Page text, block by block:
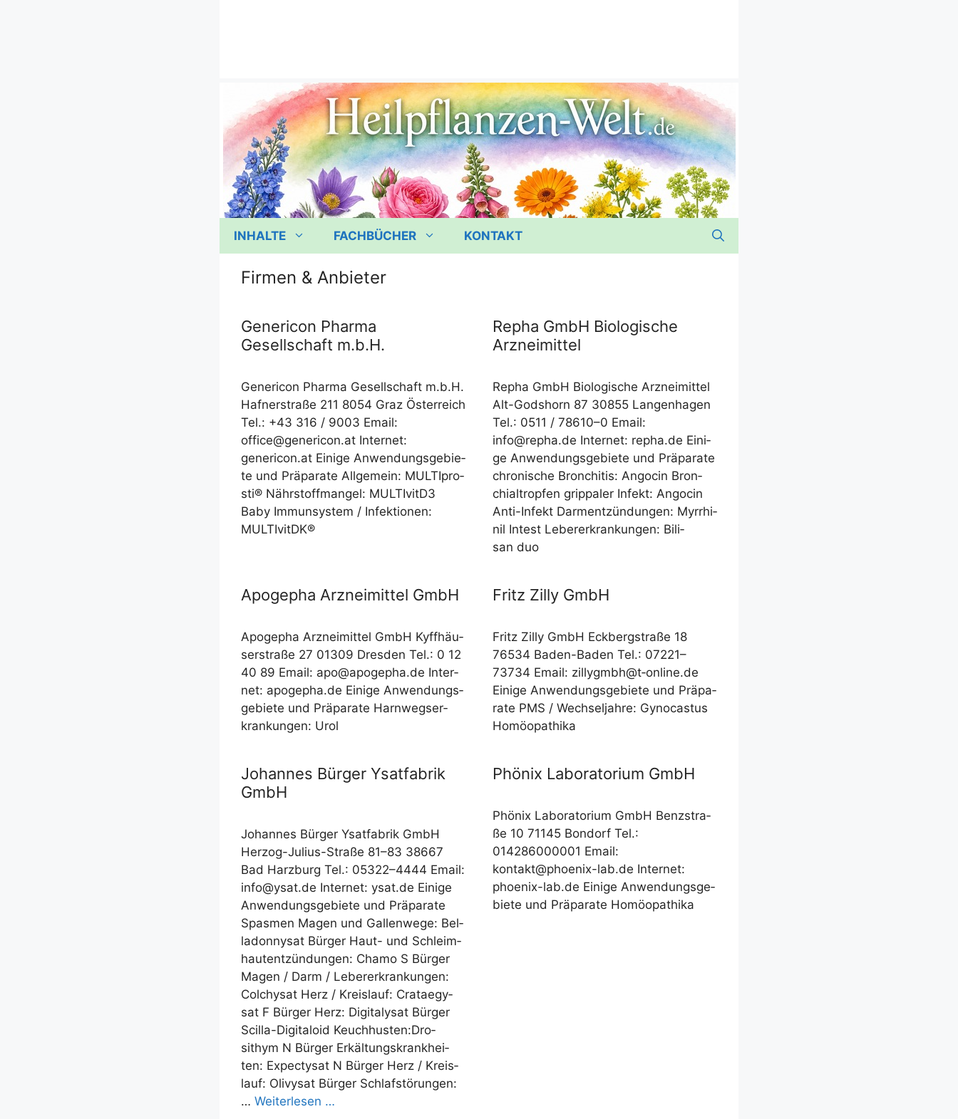
INHALTE FACHBÜCHER KONTAKT
Firmen & Anbieter
Genericon Pharma
Gesellschaft m.b.H.
Gener­icon Phar­ma Gesell­schaft m.b.H.
Haf­ner­stra­ße 211 8054 Graz Öster­reich
Tel.: +43 316 /​​ 9003 Email:
office@genericon.at Inter­net:
genericon.at Eini­ge Anwen­dungs­ge­bie­
te und Prä­pa­ra­te All­ge­mein: MUL­TI­pro­
s­ti® Nähr­stoff­man­gel: MULTIvitD3
Baby Immun­sys­tem /​​ Infek­tio­nen:
MULTIvitDK®
Repha GmbH Biologische
Arzneimittel
Repha GmbH Bio­lo­gi­sche Arz­nei­mit­tel
Alt-Godshorn 87 30855 Lan­gen­ha­gen
Tel.: 0511 /​​ 78610–0 Email:
info@repha.de Inter­net: repha.de Eini­
ge Anwen­dungs­ge­bie­te und Prä­pa­ra­te
chro­ni­sche Bron­chi­tis: Ango­cin Bron­
chi­al­trop­fen grip­pa­ler Infekt: Ango­cin
Anti-Infekt Darm­ent­zün­dun­gen: Myrrhi­
nil Intest Leber­er­kran­kun­gen: Bili­
san duo
Apogepha Arzneimittel GmbH
Apo­ge­pha Arz­nei­mit­tel GmbH Kyff­häu­
ser­stra­ße 27 01309 Dres­den Tel.: 0 12
40 89 Email: apo@apogepha.de Inter­
net: apogepha.de Eini­ge Anwen­dungs­
ge­bie­te und Prä­pa­ra­te Harn­wegs­er­
kran­kun­gen: Urol
Fritz Zilly GmbH
Fritz Zil­ly GmbH Eck­berg­stra­ße 18
76534 Baden-Baden Tel.: 07221–
73734 Email: zillygmbh@t‑online.de
Eini­ge Anwen­dungs­ge­bie­te und Prä­pa­
ra­te PMS /​​ Wech­sel­jah­re: Gyn­o­cas­tus
Homöopathika
Johannes Bürger Ysatfabrik
GmbH
Johan­nes Bür­ger Ysat­fa­brik GmbH
Her­­zog-Juli­us-Stra­­ße 81–83 38667
Bad Harz­burg Tel.: 05322–4444 Email:
info@ysat.de Inter­net: ysat.de Eini­ge
Anwen­dungs­ge­bie­te und Prä­pa­ra­te
Spas­men Magen und Gal­len­we­ge: Bel­
la­don­ny­sat Bür­ger Haut- und Schleim­
haut­ent­zün­dun­gen: Cha­mo S Bür­ger
Magen /​​ Darm /​​ Leber­er­kran­kun­gen:
Colchy­sat Herz /​​ Kreis­lauf: Crat­aegy­
sat F Bür­ger Herz: Digi­ta­ly­sat Bür­ger
Scil­la-Digi­talo­id Keuch­hus­ten:Dro­
sithym N Bür­ger Erkäl­tungs­krank­hei­
ten: Expec­ty­sat N Bür­ger Herz /​​ Kreis­
lauf: Oli­vy­sat Bür­ger Schlaf­stö­run­gen:
… Wei­ter­le­sen …
Phönix Laboratorium GmbH
Phö­nix Labo­ra­to­ri­um GmbH Benz­stra­
ße 10 71145 Bon­dorf Tel.:
014286000001 Email:
kontakt@phoenix-lab.de Inter­net:
phoenix-lab.de Eini­ge Anwen­dungs­ge­
bie­te und Prä­pa­ra­te Homöopathika